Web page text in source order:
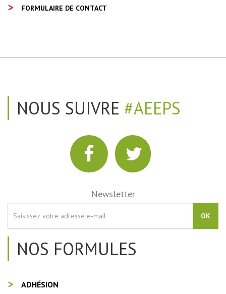
FORMULAIRE DE CONTACT
NOUS SUIVRE #AEEPS
Newsletter
OK
NOS FORMULES
ADHÉSION